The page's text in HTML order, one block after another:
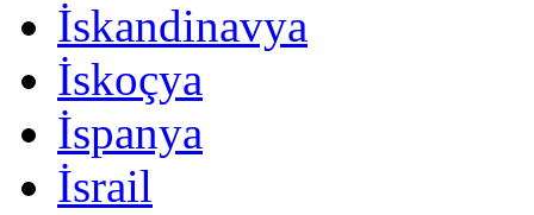
İskandinavya
İskoçya
İspanya
İsrail